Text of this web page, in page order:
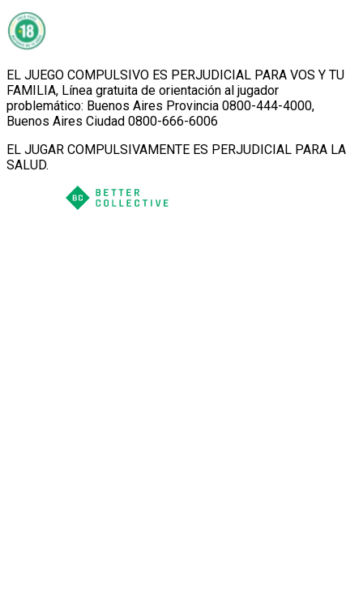
EL JUEGO COMPULSIVO ES PERJUDICIAL PARA VOS Y TU
FAMILIA, Línea gratuita de orientación al jugador
problemático: Buenos Aires Provincia 0800-444-4000,
Buenos Aires Ciudad 0800-666-6006
EL JUGAR COMPULSIVAMENTE ES PERJUDICIAL PARA LA
SALUD.